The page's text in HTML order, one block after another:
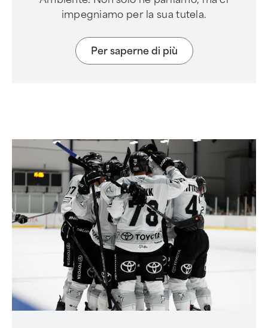
impegniamo per la sua tutela.
Per saperne di più